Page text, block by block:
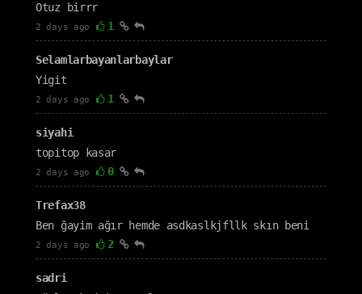
Otuz birrr
2 days ago 1
Selamlarbayanlarbaylar
Yigit
2 days ago 1
siyahi
topitop kasar
2 days ago 0
Trefax38
Ben ğayim ağır hemde asdkaslkjfllk skın beni
2 days ago 2
sadri